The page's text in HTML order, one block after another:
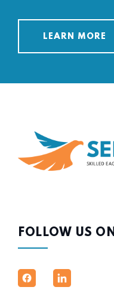
LEARN MORE
FOLLOW US ON